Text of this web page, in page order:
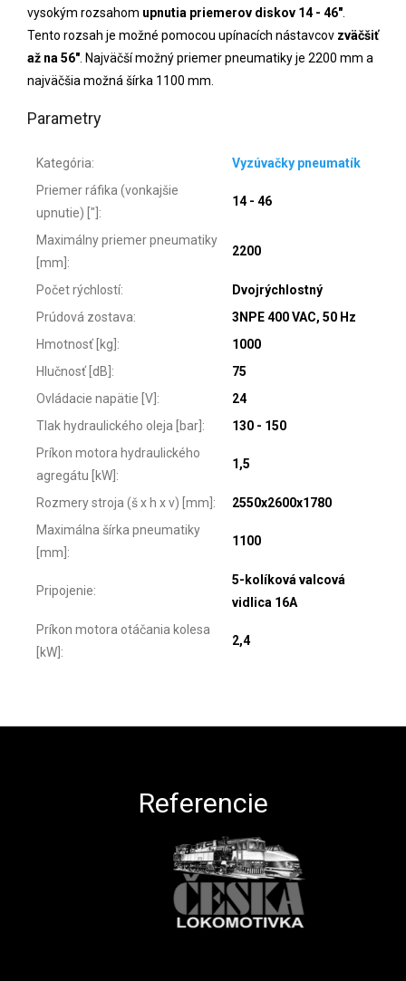
vysokým rozsahom upnutia priemerov diskov 14 - 46"
Tento rozsah je možné pomocou upínacích nástavcov zväčšiť
až na 56" . Najväčší možný priemer pneumatiky je 2200 mm a
najväčšia možná šírka 1100 mm.
Parametry
Kategória:
Vyzúvačky pneumatík
Priemer ráfika (vonkajšie
upnutie) ["] :
14 - 46
Maximálny priemer pneumatiky
[mm] :
2200
Počet rýchlostí:
Dvojrýchlostný
Prúdová zostava:
3NPE 400 VAC, 50 Hz
Hmotnosť [kg] :
1000
Hlučnosť [dB] :
75
Ovládacie napätie [V] :
24
Tlak hydraulického oleja [bar] :
130 - 150
Príkon motora hydraulického
agregátu [kW] :
1,5
Rozmery stroja (š x h x v) [mm] :
2550x2600x1780
Maximálna šírka pneumatiky
[mm] :
1100
Pripojenie:
5-kolíková valcová
vidlica 16A
Príkon motora otáčania kolesa
[kW] :
2,4
Referencie